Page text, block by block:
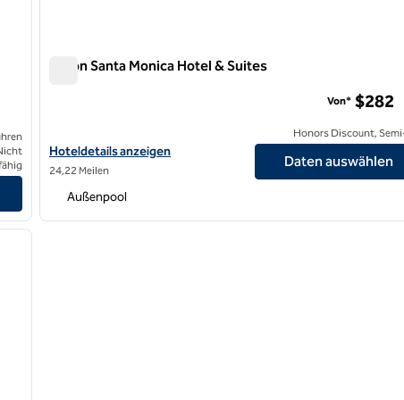
Hilton Santa Monica Hotel & Suites
Hoteldetails für das Hilton Santa Monica Hotel & Suites anzeigen
Hoteldetails anzeigen
24,22 Meilen
Von* $282
Honors Discount,
Daten auswählen
Außenpool
/11
nächstes Bild